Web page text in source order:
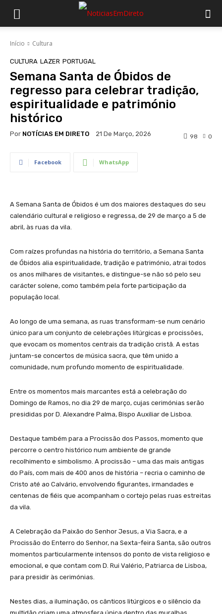
Início Cultura
CULTURA LAZER PORTUGAL
Semana Santa de Óbidos de
regresso para celebrar tradição,
espiritualidade e património
histórico
Por NOTÍCIAS EM DIRETO 21 De Março, 2026 0
98
Facebook WhatsApp
A Semana Santa de Óbidos é um dos maiores destaques do seu
calendário cultural e religioso e regressa, de 29 de março a 5 de
abril, às ruas da vila.
Com raízes profundas na história do território, a Semana Santa
de Óbidos alia espiritualidade, tradição e património, atrai todos
os anos milhares de visitantes, e distingue-se não só pelo seu
carácter solene, como também pela forte participação da
população local.
Ao longo de uma semana, as ruas transformam-se num cenário
único para um conjunto de celebrações litúrgicas e procissões,
que evocam os momentos centrais da tradição cristã. A estas
juntam-se concertos de música sacra, que têm unido a
comunidade, num profundo momento de espiritualidade.
Entre os momentos mais marcantes está a celebração do
Domingo de Ramos, no dia 29 de março, cujas cerimónias serão
presididas por D. Alexandre Palma, Bispo Auxiliar de Lisboa.
Destaque também para a Procissão dos Passos, momento que
percorre o centro histórico num ambiente de grande
recolhimento e simbolismo. A procissão – uma das mais antigas
do País, com mais de 400 anos de história – recria o caminho de
Cristo até ao Calvário, envolvendo figurantes, irmandades e
centenas de fiéis que acompanham o cortejo pelas ruas estreitas
da vila.
A Celebração da Paixão do Senhor Jesus, a Via Sacra, e a
Procissão do Enterro do Senhor, na Sexta-feira Santa, são outros
momentos particularmente intensos do ponto de vista religioso e
emocional, e que contam com D. Rui Valério, Patriarca de Lisboa,
para presidir às cerimónias.
Nestes dias, a iluminação, os cânticos litúrgicos e o silêncio da